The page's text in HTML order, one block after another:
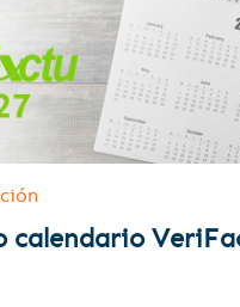
calendario